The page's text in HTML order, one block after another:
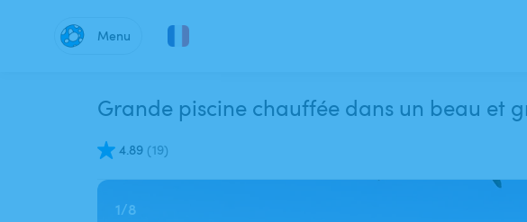
Menu
Grande piscine chauffée dans un beau et
4.89 (19)
1/8